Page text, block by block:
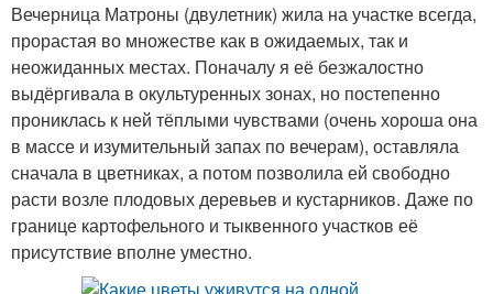
Вечерница Матроны (двулетник) жила на участке всегда,
прорастая во множестве как в ожидаемых, так и
неожиданных местах. Поначалу я её безжалостно
выдёргивала в окультуренных зонах, но постепенно
прониклась к ней тёплыми чувствами (очень хороша она
в массе и изумительный запах по вечерам), оставляла
сначала в цветниках, а потом позволила ей свободно
расти возле плодовых деревьев и кустарников. Даже по
границе картофельного и тыквенного участков её
присутствие вполне уместно.